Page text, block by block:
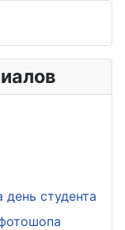
студента